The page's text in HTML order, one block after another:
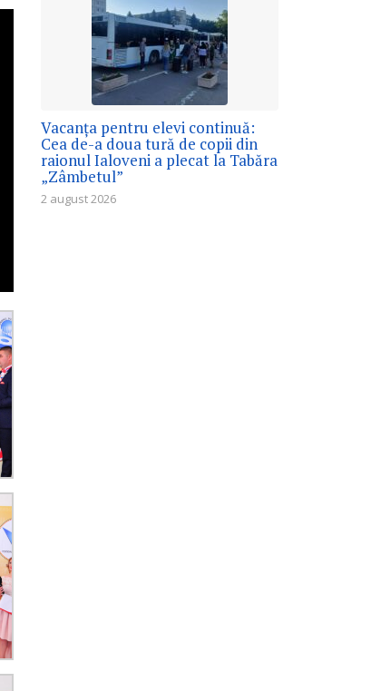
Vacanța pentru elevi continuă:
Cea de-a doua tură de copii din
raionul Ialoveni a plecat la Tabăra
„Zâmbetul”
2 august 2026